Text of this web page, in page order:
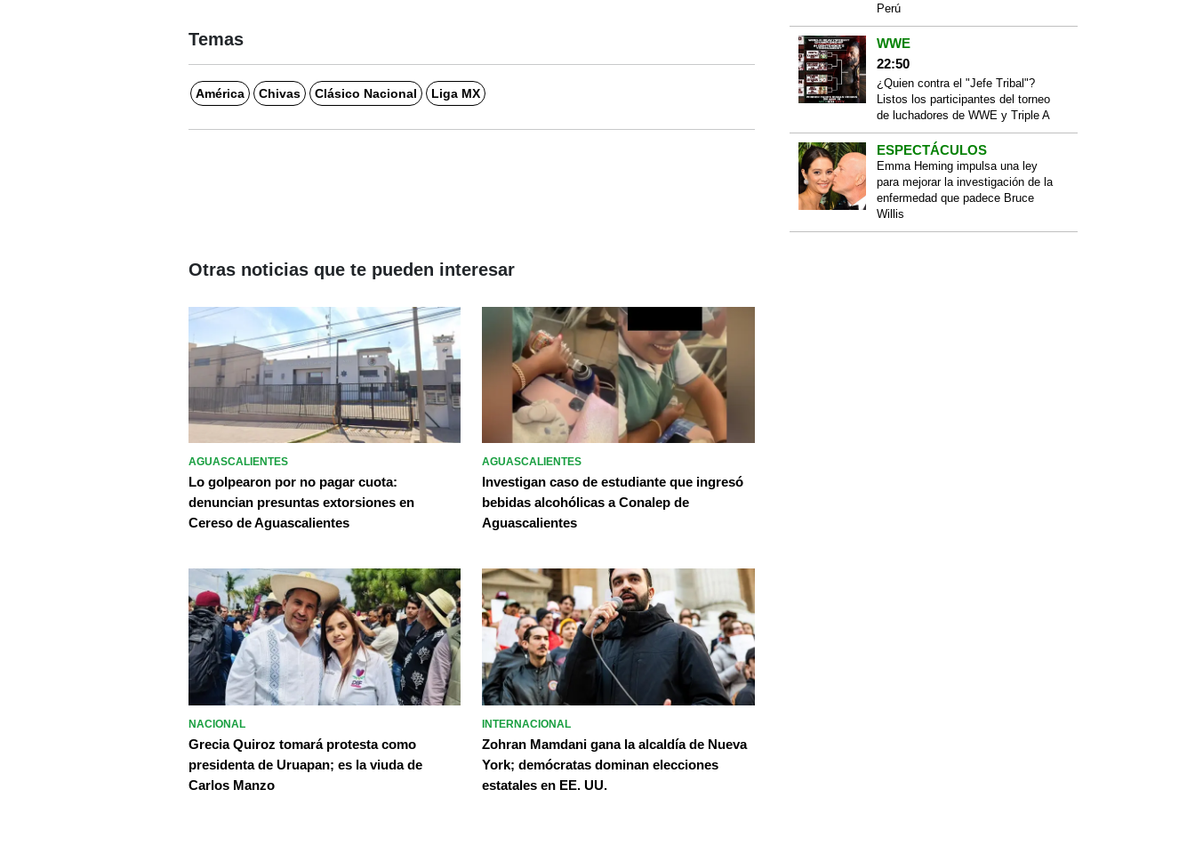
Temas
América Chivas Clásico Nacional Liga MX
Perú
WWE
22:50
¿Quien contra el "Jefe Tribal"?
Listos los participantes del torneo
de luchadores de WWE y Triple A
ESPECTÁCULOS
Emma Heming impulsa una ley
para mejorar la investigación de la
enfermedad que padece Bruce
Willis
Otras noticias que te pueden interesar
AGUASCALIENTES
Lo golpearon por no pagar cuota:
denuncian presuntas extorsiones en
Cereso de Aguascalientes
AGUASCALIENTES
Investigan caso de estudiante que ingresó
bebidas alcohólicas a Conalep de
Aguascalientes
NACIONAL
Grecia Quiroz tomará protesta como
presidenta de Uruapan; es la viuda de
Carlos Manzo
INTERNACIONAL
Zohran Mamdani gana la alcaldía de Nueva
York; demócratas dominan elecciones
estatales en EE. UU.